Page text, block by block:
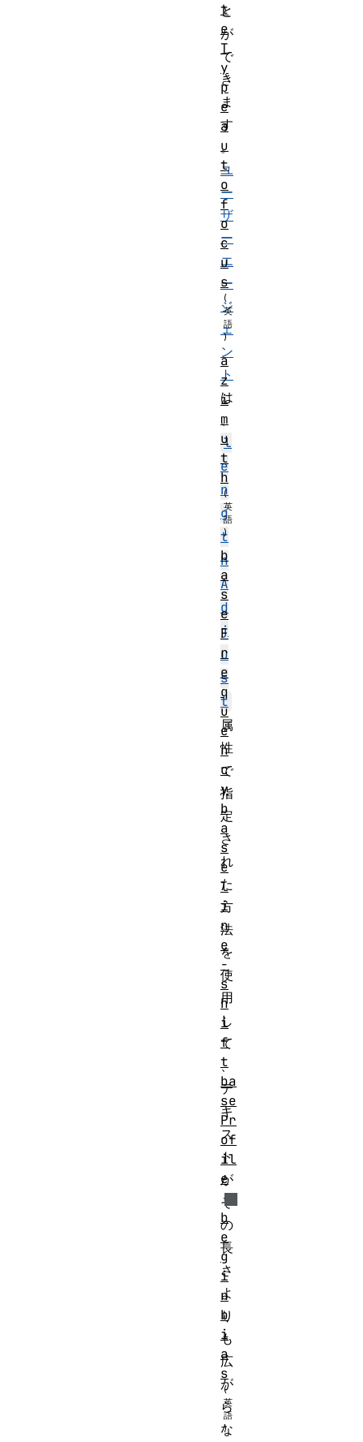
と
が
で
き
ま
す
。
ユ
ー
ザ
ー
エ
ー
ジ
ェ
ン
ト
は
、
l
e
n
g
t
h
A
d
j
u
s
t
属
性
で
指
定
さ
れ
た
方
法
を
使
用
し
て
、
テ
キ
ス
ト
が
そ
の
長
さ
よ
り
も
広
が
ら
な
t
e
T
y
p
e
a
u
t
o
f
o
c
u
s
a
z
i
m
u
t
h
b
a
s
e
F
r
e
q
u
e
n
c
y
b
a
s
e
l
i
n
e
-
s
h
i
f
t
ba
se
Pr
of
il
e
b
e
g
i
n
b
i
a
s